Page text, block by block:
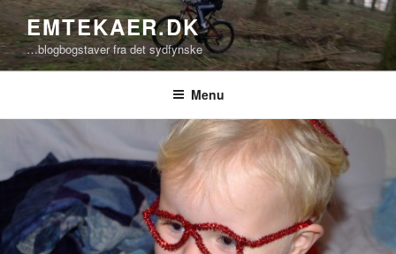
Videre
til
indhold
EMTEKAER.DK
…blogbogstaver fra det sydfynske
Menu